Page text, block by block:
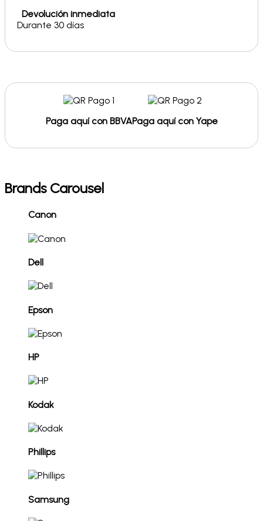
Devolución inmediata
Durante 30 días
Paga aquí con BBVAPaga aquí con Yape
Brands Carousel
Canon
Dell
Epson
HP
Kodak
Phillips
Samsung